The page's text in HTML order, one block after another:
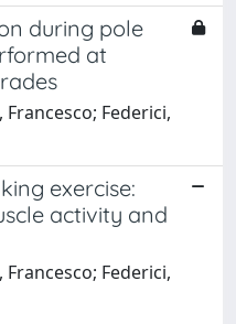
during pole
at
Federici,
exercise:
activity and
Federici,